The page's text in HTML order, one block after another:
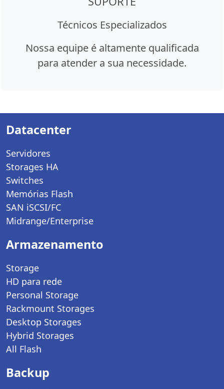
Técnicos Especializados
Nossa equipe é altamente qualificada
para atender a sua necessidade.
Datacenter
Servidores
Storages HA
Switches
Memórias Flash
SAN iSCSI/FC
Midrange/Enterprise
Armazenamento
Storage
HD para rede
Personal Storage
Rackmount Storages
Desktop Storages
Hybrid Storages
All Flash
Backup